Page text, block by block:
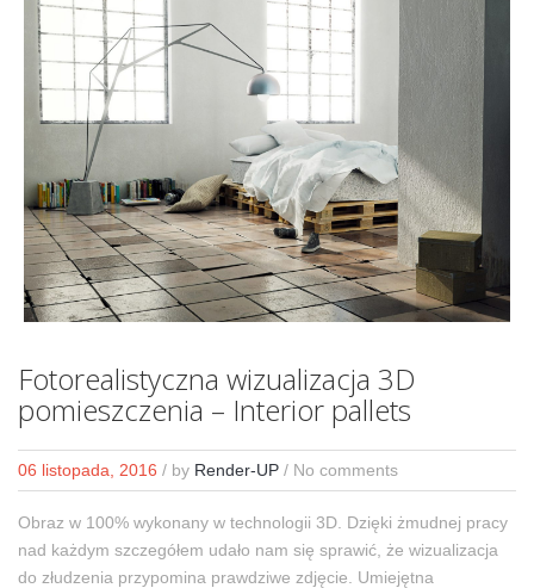
Fotorealistyczna wizualizacja 3D
pomieszczenia – Interior pallets
06 listopada, 2016 / by Render-UP / No comments
Obraz w 100% wykonany w technologii 3D. Dzięki żmudnej pracy
nad każdym szczegółem udało nam się sprawić, że wizualizacja
do złudzenia przypomina prawdziwe zdjęcie. Umiejętna